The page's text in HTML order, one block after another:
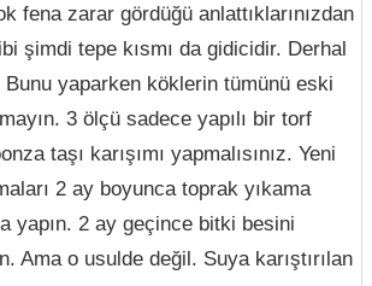
fena zarar gördüğü anlattıklarınızdan
şimdi tepe kısmı da gidicidir. Derhal
yaparken köklerin tümünü eski
3 ölçü sadece yapılı bir torf
taşı karışımı yapmalısınız. Yeni
2 ay boyunca toprak yıkama
yapın. 2 ay geçince bitki besini
Ama o usulde değil. Suya karıştırılan